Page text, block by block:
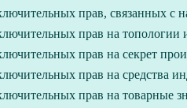
прав, связанных с
прав на топологии
прав на секрет
прав на средства
прав на товарные